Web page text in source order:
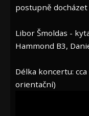
postupně docházet
Libor Šmoldas -
Hammond B3,
Délka koncertu:
orientační)